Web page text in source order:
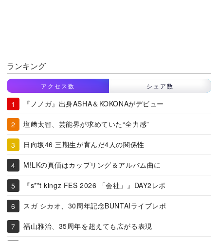
ランキング
アクセス数 シェア数
『ノノガ』出身ASHA＆KOKONAがデビュー
塩﨑太智、芸能界が求めていた“全力感”
日向坂46 三期生が育んだ4人の関係性
M!LKの真価はカップリング＆アルバム曲に
『s**t kingz FES 2026 「会社」』DAY2レポ
スガ シカオ、30周年記念BUNTAIライブレポ
福山雅治、35周年を超えても広がる表現